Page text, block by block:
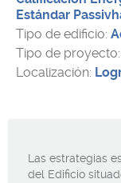
Estándar
Tipo de edificio:
Tipo de proyecto:
Localización:
Las estrategias
del Edificio